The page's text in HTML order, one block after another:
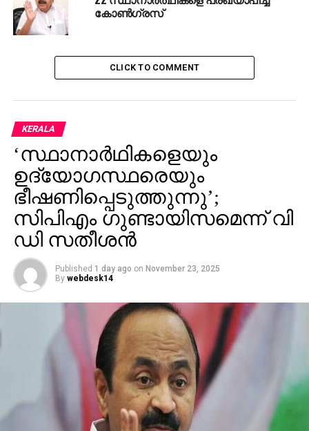
കോണ്‍ഗ്രസ്
CLICK TO COMMENT
KERALA
‘സ്ഥാനാര്‍ഥികളെയും
ഉദ്യോഗസ്ഥരെയും
ഭീഷണിപ്പെടുത്തുന്നു’;
സിപിഎം ഗുണ്ടായിസമെന്ന് വി
ഡി സതീശന്‍
Published 1 day ago on November 23, 2025
By webdesk14